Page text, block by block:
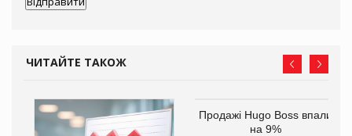
ЧИТАЙТЕ ТАКОЖ
Продажі Hugo Boss впали
на 9%